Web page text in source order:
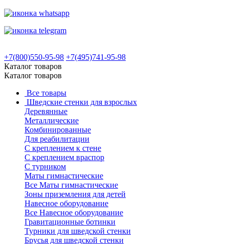
+7(800)550-95-98 +7(495)741-95-98
Каталог товаров
Каталог товаров
Все товары
Шведские стенки для взрослых
Деревянные
Металлические
Комбинированные
Для реабилитации
С креплением к стене
С креплением враспор
С турником
Маты гимнастические
Все Маты гимнастические
Зоны приземления для детей
Навесное оборудование
Все Навесное оборудование
Гравитационные ботинки
Турники для шведской стенки
Брусья для шведской стенки